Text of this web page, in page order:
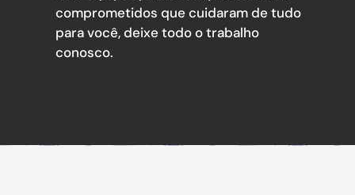
comprometidos que cuidaram de tudo
para você, deixe todo o trabalho
conosco.